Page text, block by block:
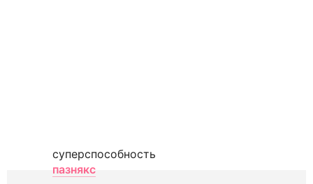
суперспособность
пазнякс